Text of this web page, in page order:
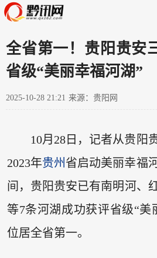
全省第一！贵阳贵安
省级“美丽幸福河湖”
2025-10-28 21:21 来源：贵阳网
10月28日，记者从贵阳
2023年贵州 省启动美丽幸福
间，贵阳贵安已有南明河、
等7条河湖成功获评省级“美
位居全省第一。